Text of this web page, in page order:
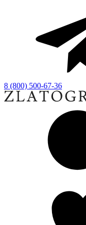
8 (800) 500-67-36